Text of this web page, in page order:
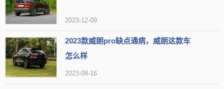
2023-12-09
2023款威朗pro缺点通病，威朗这款车
怎么样
2023-08-16